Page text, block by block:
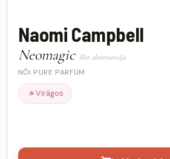
Naomi Campbell
Neomagic illat alternatívája
NŐI PURE PARFÜM
Virágos